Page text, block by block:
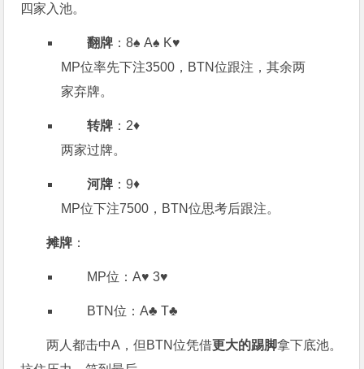
四家入池。
翻牌 ：8♠️ A♠️ K♥️
MP位率先下注3500，BTN位跟注，其余两
家弃牌。
转牌 ：2♦️
两家过牌。
河牌 ：9♦️
MP位下注7500，BTN位思考后跟注。
摊牌 ：
MP位：A♥️ 3♥️
BTN位：A♣️ T♣️
两人都击中A，但BTN位凭借更大的踢脚拿下底池。